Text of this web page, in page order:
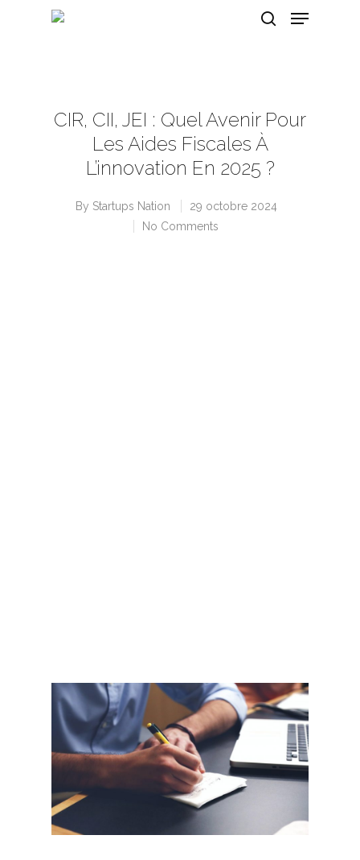
CIR, CII, JEI : Quel Avenir Pour
Les Aides Fiscales À
L’innovation En 2025 ?
By Startups Nation
29 octobre 2024
No Comments